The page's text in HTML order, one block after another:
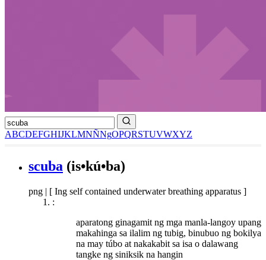
ABCDEFGHIJKLMNÑNgOPQRSTUVWXYZ
scuba (is•kú•ba)
png | [ Ing self contained underwater breathing apparatus ]
:
aparatong ginagamit ng mga manla-langoy upang
makahinga sa ilalim ng tubig, binubuo ng bokilya
na may túbo at nakakabit sa isa o dalawang
tangke ng siniksik na hangin